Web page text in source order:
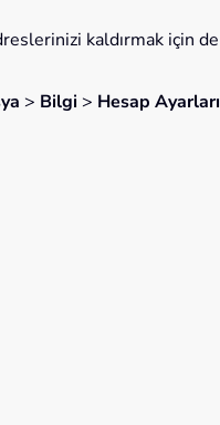
kaldırmak için de
> Bilgi > Hesap Ayarları